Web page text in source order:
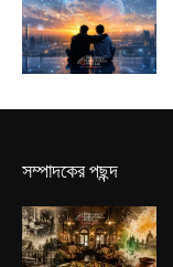
সম্পাদকের পছন্দ